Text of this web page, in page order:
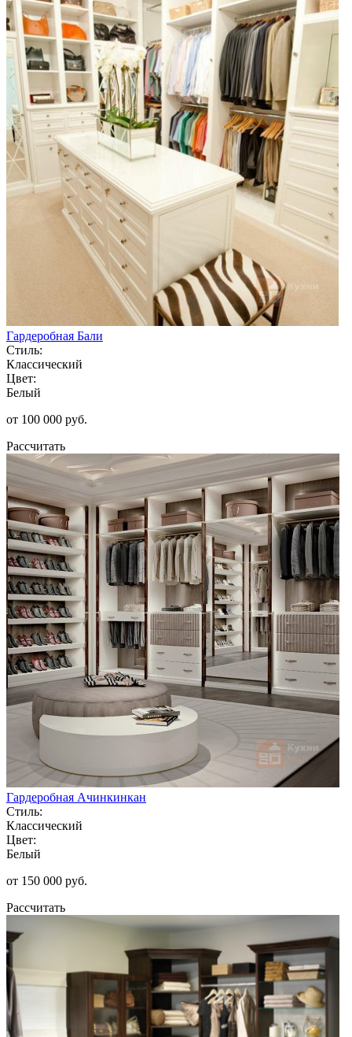
Гардеробная Бали
Стиль:
Классический
Цвет:
Белый
от 100 000 руб.
Рассчитать
Гардеробная Ачинкинкан
Стиль:
Классический
Цвет:
Белый
от 150 000 руб.
Рассчитать